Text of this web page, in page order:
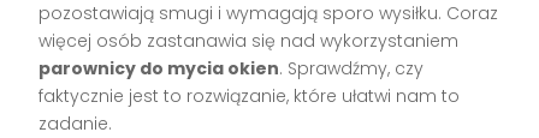
pozostawiają smugi i wymagają sporo wysiłku. Coraz
więcej osób zastanawia się nad wykorzystaniem
parownicy do mycia okien. Sprawdźmy, czy
faktycznie jest to rozwiązanie, które ułatwi nam to
zadanie.